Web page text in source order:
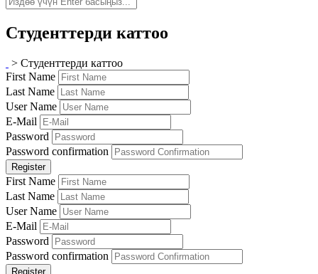
Студенттерди каттоо
> Студенттерди каттоо
First Name
Last Name
User Name
E-Mail
Password
Password confirmation
Register
First Name
Last Name
User Name
E-Mail
Password
Password confirmation
Register